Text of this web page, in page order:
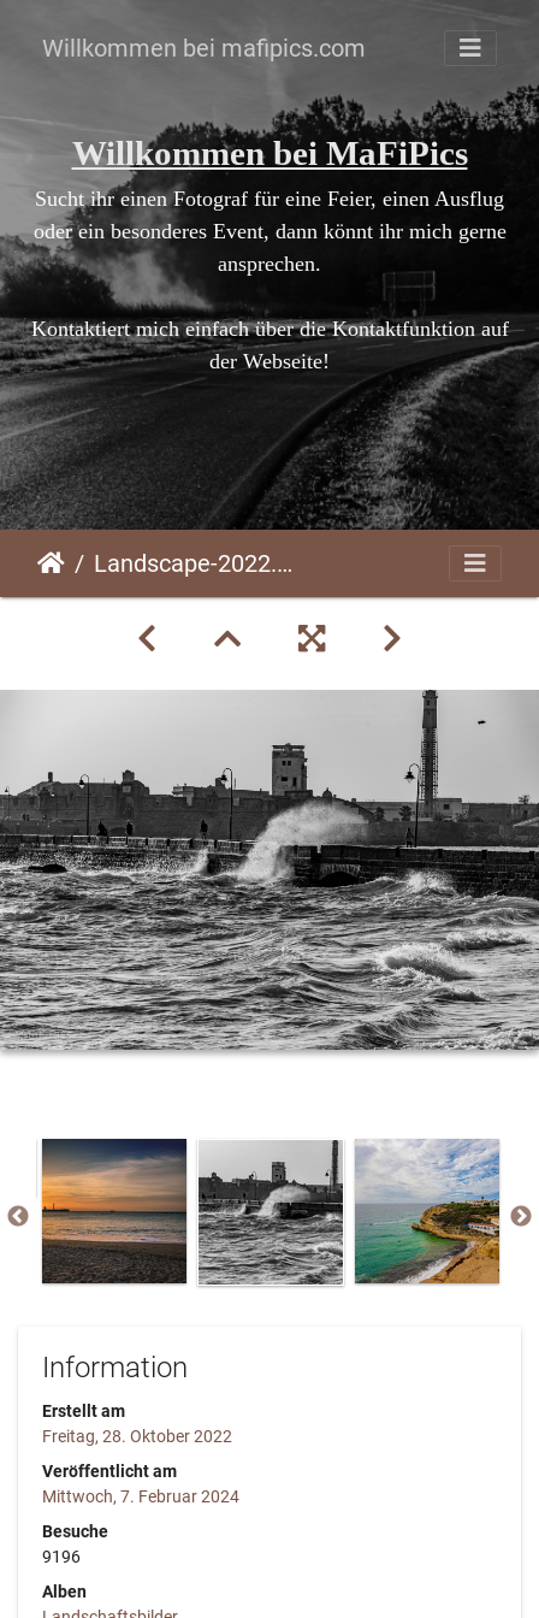
Willkommen bei mafipics.com
Willkommen bei MaFiPics
Sucht ihr einen Fotograf für eine Feier, einen Ausflug
oder ein besonderes Event, dann könnt ihr mich gerne
ansprechen.
Kontaktiert mich einfach über die Kontaktfunktion auf
der Webseite!
Landscape-2022.10-147
Information
Erstellt am
Freitag, 28. Oktober 2022
Veröffentlicht am
Mittwoch, 7. Februar 2024
Besuche
9196
Alben